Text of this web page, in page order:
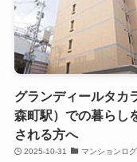
グランディールタカ
森町駅）での暮らし
される方へ
2025-10-31 マンションログ